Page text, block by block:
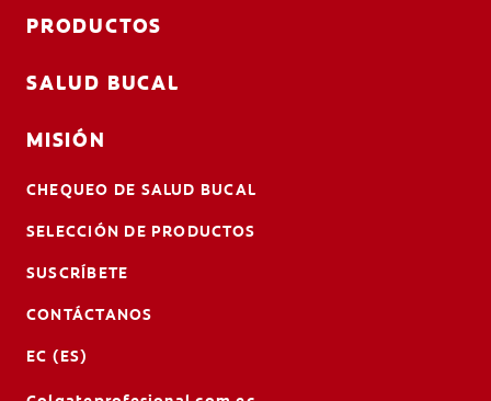
PRODUCTOS
SALUD BUCAL
MISIÓN
CHEQUEO DE SALUD BUCAL
SELECCIÓN DE PRODUCTOS
SUSCRÍBETE
CONTÁCTANOS
EC (ES)